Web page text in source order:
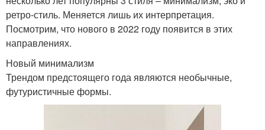
ретро-стиль. Меняется лишь их интерпретация.
Посмотрим, что нового в 2022 году появится в этих
направлениях.
Новый минимализм
Трендом предстоящего года являются необычные,
футуристичные формы.